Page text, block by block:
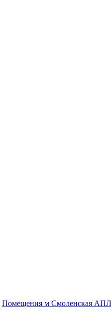
Помещения м Смоленская АПЛ